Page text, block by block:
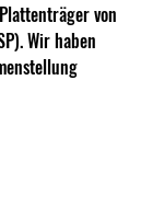
von
Wir haben